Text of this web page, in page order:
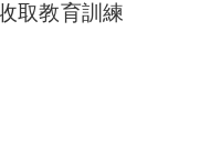
取教育訓練